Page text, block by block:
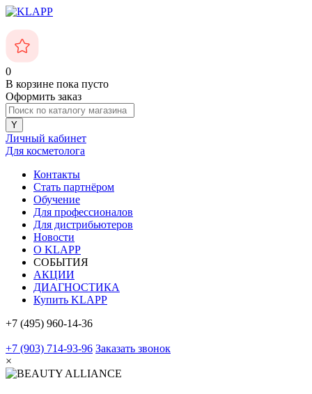
0
В корзине пока пусто
Оформить заказ
Личный кабинет
Для косметолога
Контакты
Стать партнёром
Обучение
Для профессионалов
Для дистрибьютеров
Новости
О KLAPP
СОБЫТИЯ
АКЦИИ
ДИАГНОСТИКА
Купить KLAPP
+7 (495) 960-14-36
+7 (903) 714-93-96 Заказать звонок
×